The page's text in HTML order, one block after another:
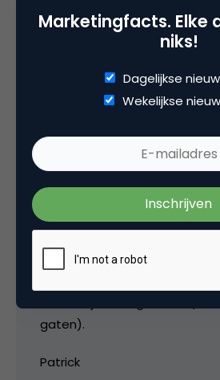
dienstverleningen ik denk ook
verloop van tijd concurrentie
EDGE / UMTS diensten. Dat
zeggen dat we niet eerst die
moeten doorlopen en
Volgens mij zij u ook niet:
over de telefoon en het komt
nu en 4 jaar aan… Dan wacht
Ik hoop dat er binnenkort
gaten).
Patrick
Marketingfacts. Elke
niks!
Dagelijkse
Wekelijkse